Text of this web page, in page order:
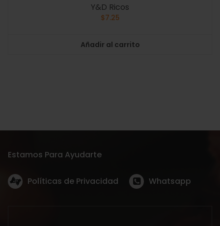
Y&D Ricos
$7.25
Añadir al carrito
Estamos Para Ayudarte
Políticas de Privacidad Whatsapp